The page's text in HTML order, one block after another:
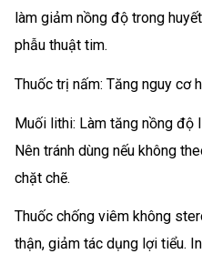
làm giảm nồng độ trong
phẫu thuật tim.
Thuốc trị nấm: Tăng nguy cơ
Muối lithi: Làm tăng nồng độ
Nên tránh dùng nếu không
chặt chẽ.
Thuốc chống viêm không
thận, giảm tác dụng lợi tiểu.